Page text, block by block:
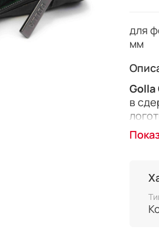
для
мм
Golla
в
кто
что